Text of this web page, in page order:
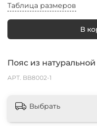
Пояс из
АРТ. BB8002-1
Таблица размеров
В
Выбрать